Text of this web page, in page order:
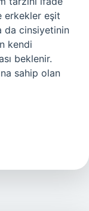
erkekler eşit
da cinsiyetinin
kendi
beklenir.
sahip olan